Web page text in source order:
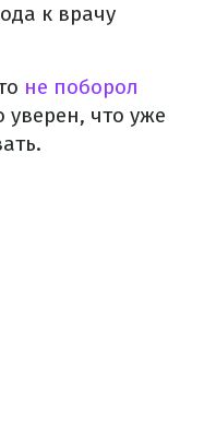
к врачу
не поборол
что уже